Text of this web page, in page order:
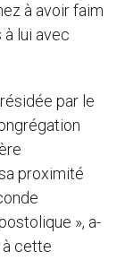
à avoir faim
lui avec
par le
proximité
», a-
à cette